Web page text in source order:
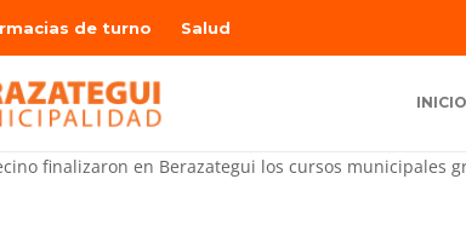
de turno Salud
INICIO